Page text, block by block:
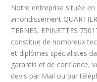
Notre entreprise située
arrondissement
TERNES, EPINETTES
constitue de nombreux
et diplômes spécialistes
garantis et de confiance,
devis par Mail ou par